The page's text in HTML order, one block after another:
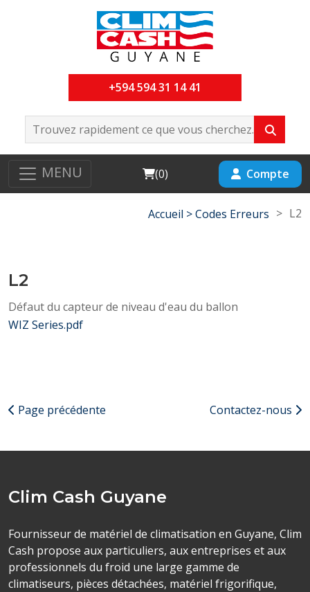
+594 594 31 14 41
MENU Cart
(0) Compte
Accueil >Codes Erreurs > L2
L2
Défaut du capteur de niveau d'eau du ballon
WIZ Series.pdf
Page précédente Contactez-nous
Clim Cash Guyane
Fournisseur de matériel de climatisation en Guyane, Clim
Cash propose aux particuliers, aux entreprises et aux
professionnels du froid une large gamme de
climatiseurs, pièces détachées, matériel frigorifique,